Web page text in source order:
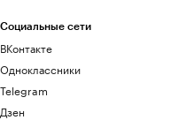
Социальные сети
ВКонтакте
Одноклассники
Telegram
Дзен